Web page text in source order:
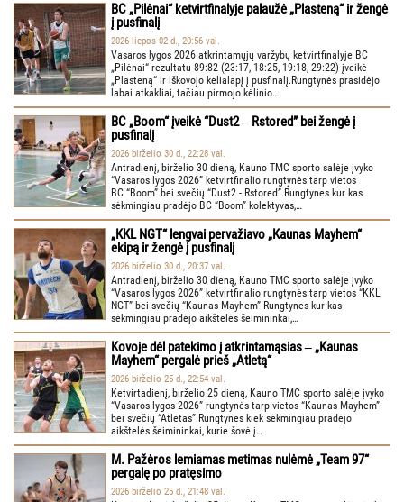
BC „Pilėnai“ ketvirtfinalyje palaužė „Plasteną“ ir žengė
į pusfinalį
2026 liepos 02 d., 20:56 val.
Vasaros lygos 2026 atkrintamųjų varžybų ketvirtfinalyje BC
„Pilėnai“ rezultatu 89:82 (23:17, 18:25, 19:18, 29:22) įveikė
„Plasteną“ ir iškovojo kelialapį į pusfinalį.Rungtynės prasidėjo
labai atkakliai, tačiau pirmojo kėlinio…
BC „Boom“ įveikė “Dust2 ‒ Rstored” bei žengė į
pusfinalį
2026 birželio 30 d., 22:28 val.
Antradienį, birželio 30 dieną, Kauno TMC sporto salėje įvyko
“Vasaros lygos 2026” ketvirtfinalio rungtynės tarp vietos
BC “Boom” bei svečių “Dust2 - Rstored”.Rungtynes kur kas
sėkmingiau pradėjo BC “Boom” kolektyvas,…
„KKL NGT“ lengvai pervažiavo „Kaunas Mayhem“
ekipą ir žengė į pusfinalį
2026 birželio 30 d., 20:37 val.
Antradienį, birželio 30 dieną, Kauno TMC sporto salėje įvyko
“Vasaros lygos 2026” ketvirtfinalio rungtynės tarp vietos “KKL
NGT” bei svečių “Kaunas Mayhem”.Rungtynes kur kas
sėkmingiau pradėjo aikštelės šeimininkai,…
Kovoje dėl patekimo į atkrintamąsias ‒ „Kaunas
Mayhem“ pergalė prieš „Atletą“
2026 birželio 25 d., 22:54 val.
Ketvirtadienį, birželio 25 dieną, Kauno TMC sporto salėje įvyko
“Vasaros lygos 2026” rungtynės tarp vietos “Kaunas Mayhem”
bei svečių “Atletas”.Rungtynes kiek sėkmingiau pradėjo
aikštelės šeimininkai, kurie šovė į…
M. Pažėros lemiamas metimas nulėmė „Team 97“
pergalę po pratęsimo
2026 birželio 25 d., 21:48 val.